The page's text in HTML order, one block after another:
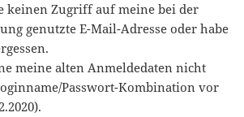
keinen Zugriff auf meine bei der
genutzte E-Mail-Adresse oder habe
meine alten Anmeldedaten nicht
Passwort-Kombination vor